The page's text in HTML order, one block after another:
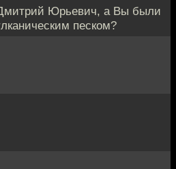
Юрьевич, а Вы были
песком?